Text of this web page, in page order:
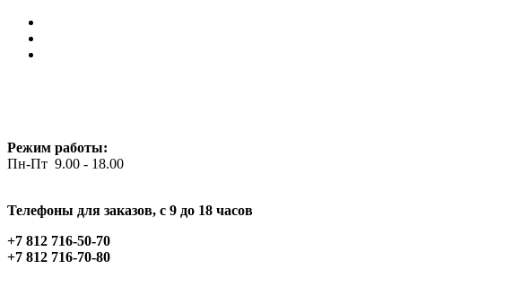
Режим работы:
Пн-Пт 9.00 - 18.00
Телефоны для заказов, c 9 до 18 часов
+7 812 716-50-70
+7 812 716-70-80